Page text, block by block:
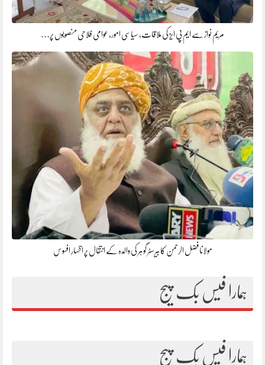
مریم نواز سے ایم پی ایز کی ملاقات، سیاسی امور، عوامی فلاحی منصوبوں پر…
مولانا فضل الرحمن کا بیرسٹر گوہر کی والدہ کے انتقال پر اظہارِ افسوس
ہمارا فیس بک پیج
ہمارا فیس بک پیج